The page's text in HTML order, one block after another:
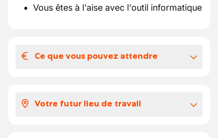
Vous êtes à l'aise avec l'outil informatique
Ce que vous pouvez attendre
Un salaire horaire de 15.829€, des primes
Votre futur lieu de travail